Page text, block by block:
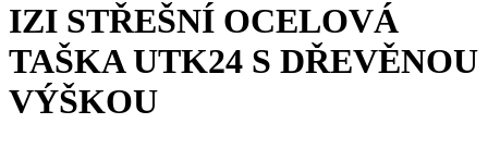
IZI STŘEŠNÍ OCELOVÁ
TAŠKA UTK24 S DŘEVĚNOU
VÝŠKOU